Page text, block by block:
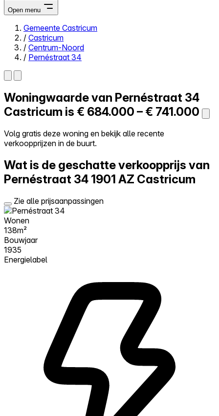
Open menu
Close menu
Zelf kopen
Alles-in-één
Reviews
Log in
Gemeente Castricum
/ Castricum
/ Centrum-Noord
/ Pernéstraat 34
Woningwaarde van Pernéstraat 34
Castricum is € 684.000 – € 741.000
Volg gratis deze woning en bekijk alle recente
verkoopprijzen in de buurt.
Wat is de geschatte verkoopprijs van
Pernéstraat 34 1901 AZ Castricum
Zie alle prijsaanpassingen
Wonen
138m²
Bouwjaar
1935
Energielabel